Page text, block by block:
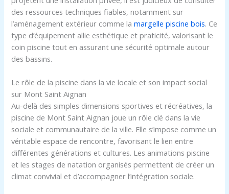
des ressources techniques fiables, notamment sur
l’aménagement extérieur comme lamargelle piscine bois. Ce
type d’équipement allie esthétique et praticité, valorisant le
coin piscine tout en assurant une sécurité optimale autour
des bassins.
Le rôle de la piscine dans la vie locale et son impact social
sur Mont Saint Aignan
Au-delà des simples dimensions sportives et récréatives, la
piscine de Mont Saint Aignan joue un rôle clé dans la vie
sociale et communautaire de la ville. Elle s’impose comme un
véritable espace de rencontre, favorisant le lien entre
différentes générations et cultures. Les animations piscine
et les stages de natation organisés permettent de créer un
climat convivial et d’accompagner l’intégration sociale.